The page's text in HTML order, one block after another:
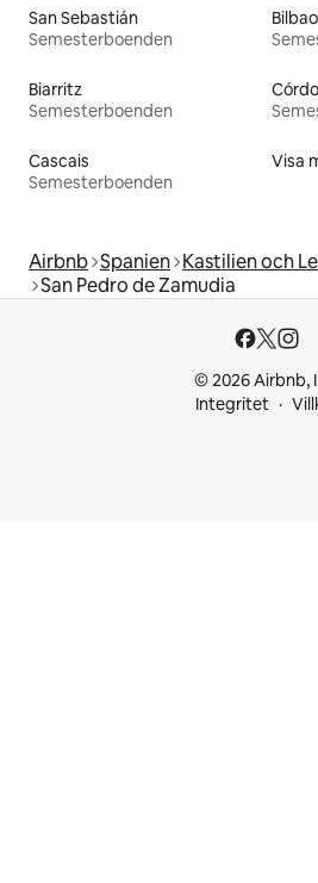
San Sebastián
Semesterboenden
Bilbao
Biarritz
Semesterboenden
Cascais
Semesterboenden
Visa
Airbnb Spanien Kastilien och
San Pedro de Zamudia
© 2026 Airbnb,
Integritet